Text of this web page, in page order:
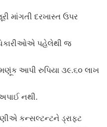
માંગતી દરખાસ્ત ઉપર
પહેલેથી જ
આપી રુપિયા ૩૯.૬૦ લાખ
નથી.
કન્સલ્ટન્ટને ડ્રાફટ